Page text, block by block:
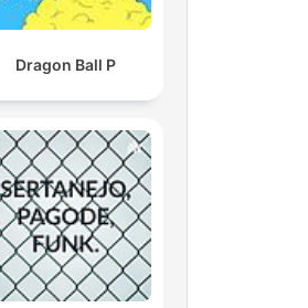
Dragon Ball P